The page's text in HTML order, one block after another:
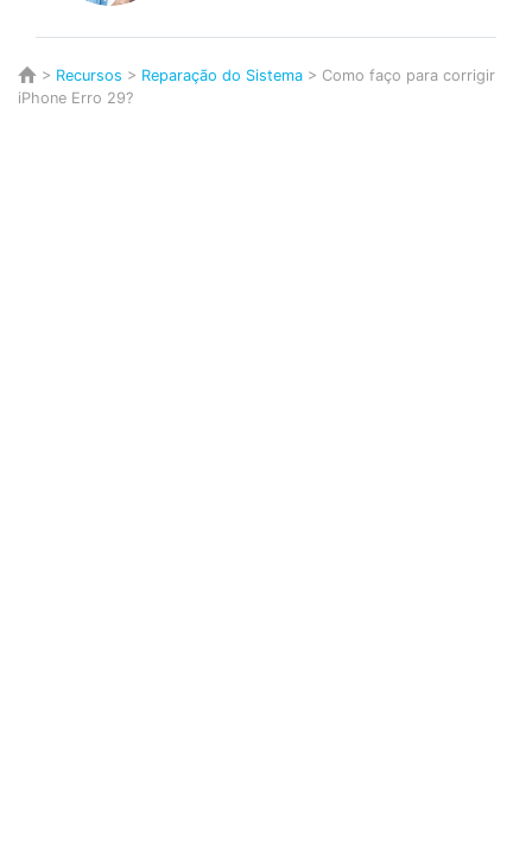
> Recursos > Reparação do Sistema > Como faço para corrigir
iPhone Erro 29?